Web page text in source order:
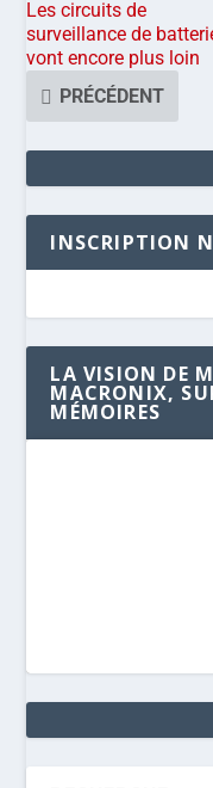
Les circuits de
surveillance de
vont encore plus loin
PRÉCÉDENT
INSCRIPTION
LA VISION DE
MACRONIX,
MÉMOIRES